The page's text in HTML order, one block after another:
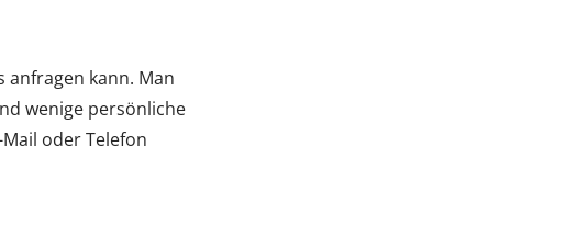
kann. Man
wenige persönliche
oder Telefon